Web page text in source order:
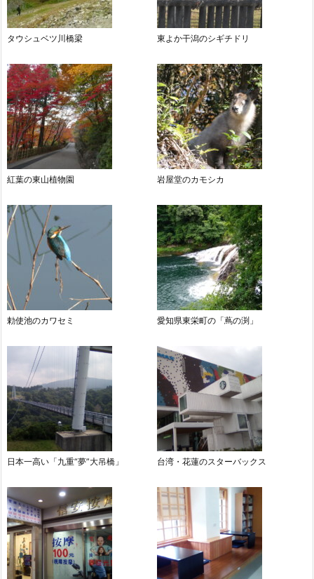
タウシュベツ川橋梁 東よか干潟のシギチドリ
紅葉の東山植物園 岩屋堂のカモシカ
勅使池のカワセミ 愛知県東栄町の「蔦の渕」
日本一高い「九重“夢”大吊橋」 台湾・花蓮のスターバックス